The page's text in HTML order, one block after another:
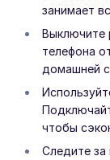
занимает
Выключите
телефона
домашней
чтобы
Следите за